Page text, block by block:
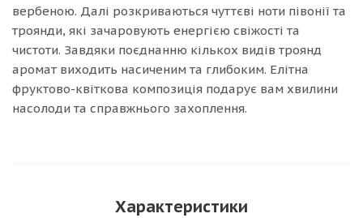
вербеною. Далі розкриваються чуттєві ноти півонії та
троянди, які зачаровують енергією свіжості та
чистоти. Завдяки поєднанню кількох видів троянд
аромат виходить насиченим та глибоким. Елітна
фруктово-квіткова композиція подарує вам хвилини
насолоди та справжнього захоплення.
Характеристики